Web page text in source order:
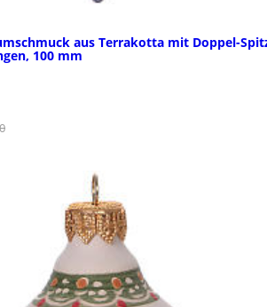
aus Terrakotta mit Doppel-
100 mm